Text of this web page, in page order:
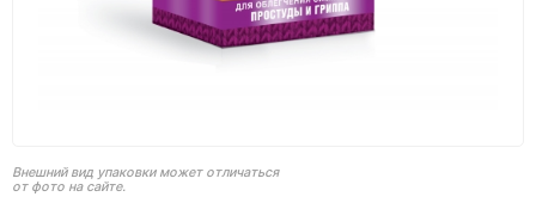
Внешний вид упаковки может отличаться
от фото на сайте.